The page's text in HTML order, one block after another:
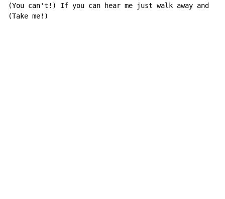
(You can't!) If you can hear me just walk away and
(Take me!)